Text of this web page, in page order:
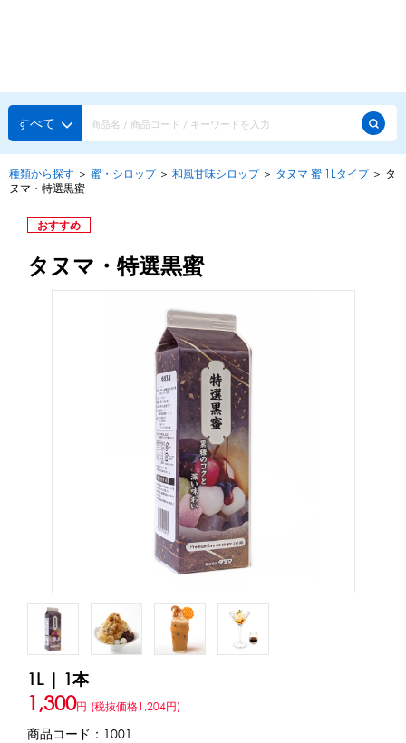
種類から探す
かき氷専用シロップ
スタンダードシロップ
蜜・シロップ
いろいろ使える汎用シロップ
ハーブシロップ
ガムシロップ
あずき・餡
白玉もち・わらび餅
ソース・クリーム・フィリング等
ピューレ・ペースト
かき氷機
ブロックアイススライサー
キューブアイススライサー
カートリッジシェイバー
オプション
探す
用途で選ぶ
メーカー・ブランドで選ぶ
会社概要
特定商取引に関する法律に基づく表記
プライバシーポリシー
すべて
種類から探す ＞ 蜜・シロップ ＞ 和風甘味シロップ ＞ タヌマ 蜜 1Lタイプ ＞ タ
ヌマ・特選黒蜜
おすすめ
タヌマ・特選黒蜜
1L | 1本
1,300円 (税抜価格1,204円)
商品コード：1001